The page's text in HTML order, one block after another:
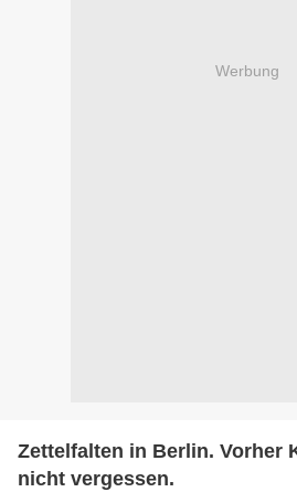
Werbung
Zettelfalten in Berlin. Vorher
nicht vergessen.